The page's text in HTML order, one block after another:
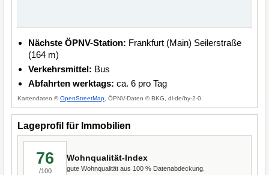
Nächste ÖPNV-Station: Frankfurt (Main) Seilerstraße
(164 m)
Verkehrsmittel: Bus
Abfahrten werktags: ca. 6 pro Tag
Kartendaten ©OpenStreetMap , ÖPNV-Daten © BKG, dl-de/by-2-0.
Lageprofil für Immobilien
76
/100
Wohnqualität-Index
gute Wohnqualität aus 100 % Datenabdeckung.